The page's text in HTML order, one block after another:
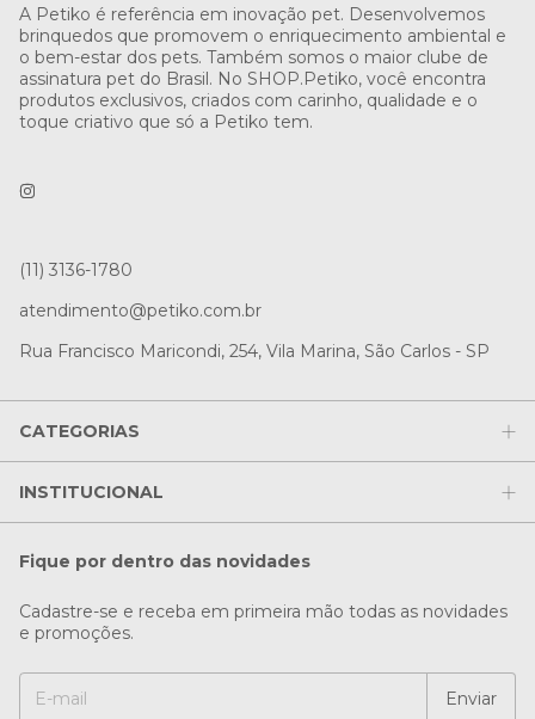
A Petiko é referência em inovação pet. Desenvolvemos
brinquedos que promovem o enriquecimento ambiental e
o bem-estar dos pets. Também somos o maior clube de
assinatura pet do Brasil. No SHOP.Petiko, você encontra
produtos exclusivos, criados com carinho, qualidade e o
toque criativo que só a Petiko tem.
(11) 3136-1780
atendimento@petiko.com.br
Rua Francisco Maricondi, 254, Vila Marina, São Carlos - SP
CATEGORIAS
INSTITUCIONAL
Fique por dentro das novidades
Cadastre-se e receba em primeira mão todas as novidades
e promoções.